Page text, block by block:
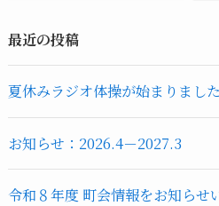
最近の投稿
夏休みラジオ体操が始まりました
お知らせ：2026.4－2027.3
令和８年度 町会情報をお知らせ